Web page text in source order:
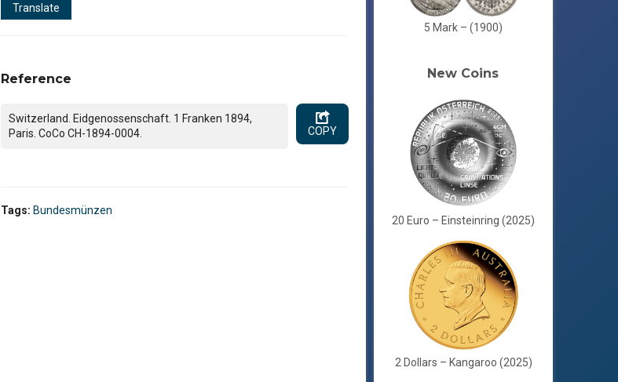
Translate
Reference
Switzerland. Eidgenossenschaft. 1 Franken 1894,
Paris. CoCo CH-1894-0004.
COPY
Tags: Bundesmünzen
5 Mark – (1900)
New Coins
20 Euro – Einsteinring (2025)
2 Dollars – Kangaroo (2025)